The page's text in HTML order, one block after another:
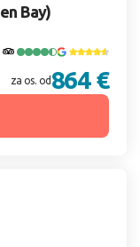
Bay)
za os. od 864 €